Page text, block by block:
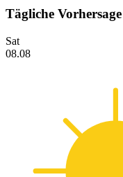
Tägliche Vorhersage
Sat
08.08